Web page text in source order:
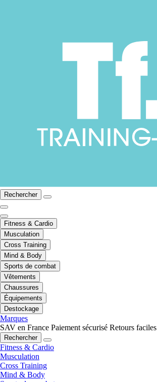
Rechercher
Fitness & Cardio
Musculation
Cross Training
Mind & Body
Sports de combat
Vêtements
Chaussures
Équipements
Destockage
Marques
SAV en France Paiement sécurisé Retours faciles
Rechercher
Fitness & Cardio
Musculation
Cross Training
Mind & Body